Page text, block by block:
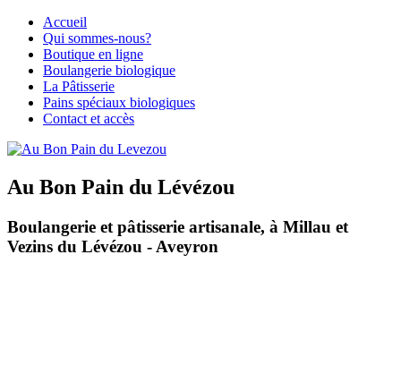
Accueil
Qui sommes-nous?
Boutique en ligne
Boulangerie biologique
La Pâtisserie
Pains spéciaux biologiques
Contact et accès
Au Bon Pain du Lévézou
Boulangerie et pâtisserie artisanale, à Millau et
Vezins du Lévézou - Aveyron